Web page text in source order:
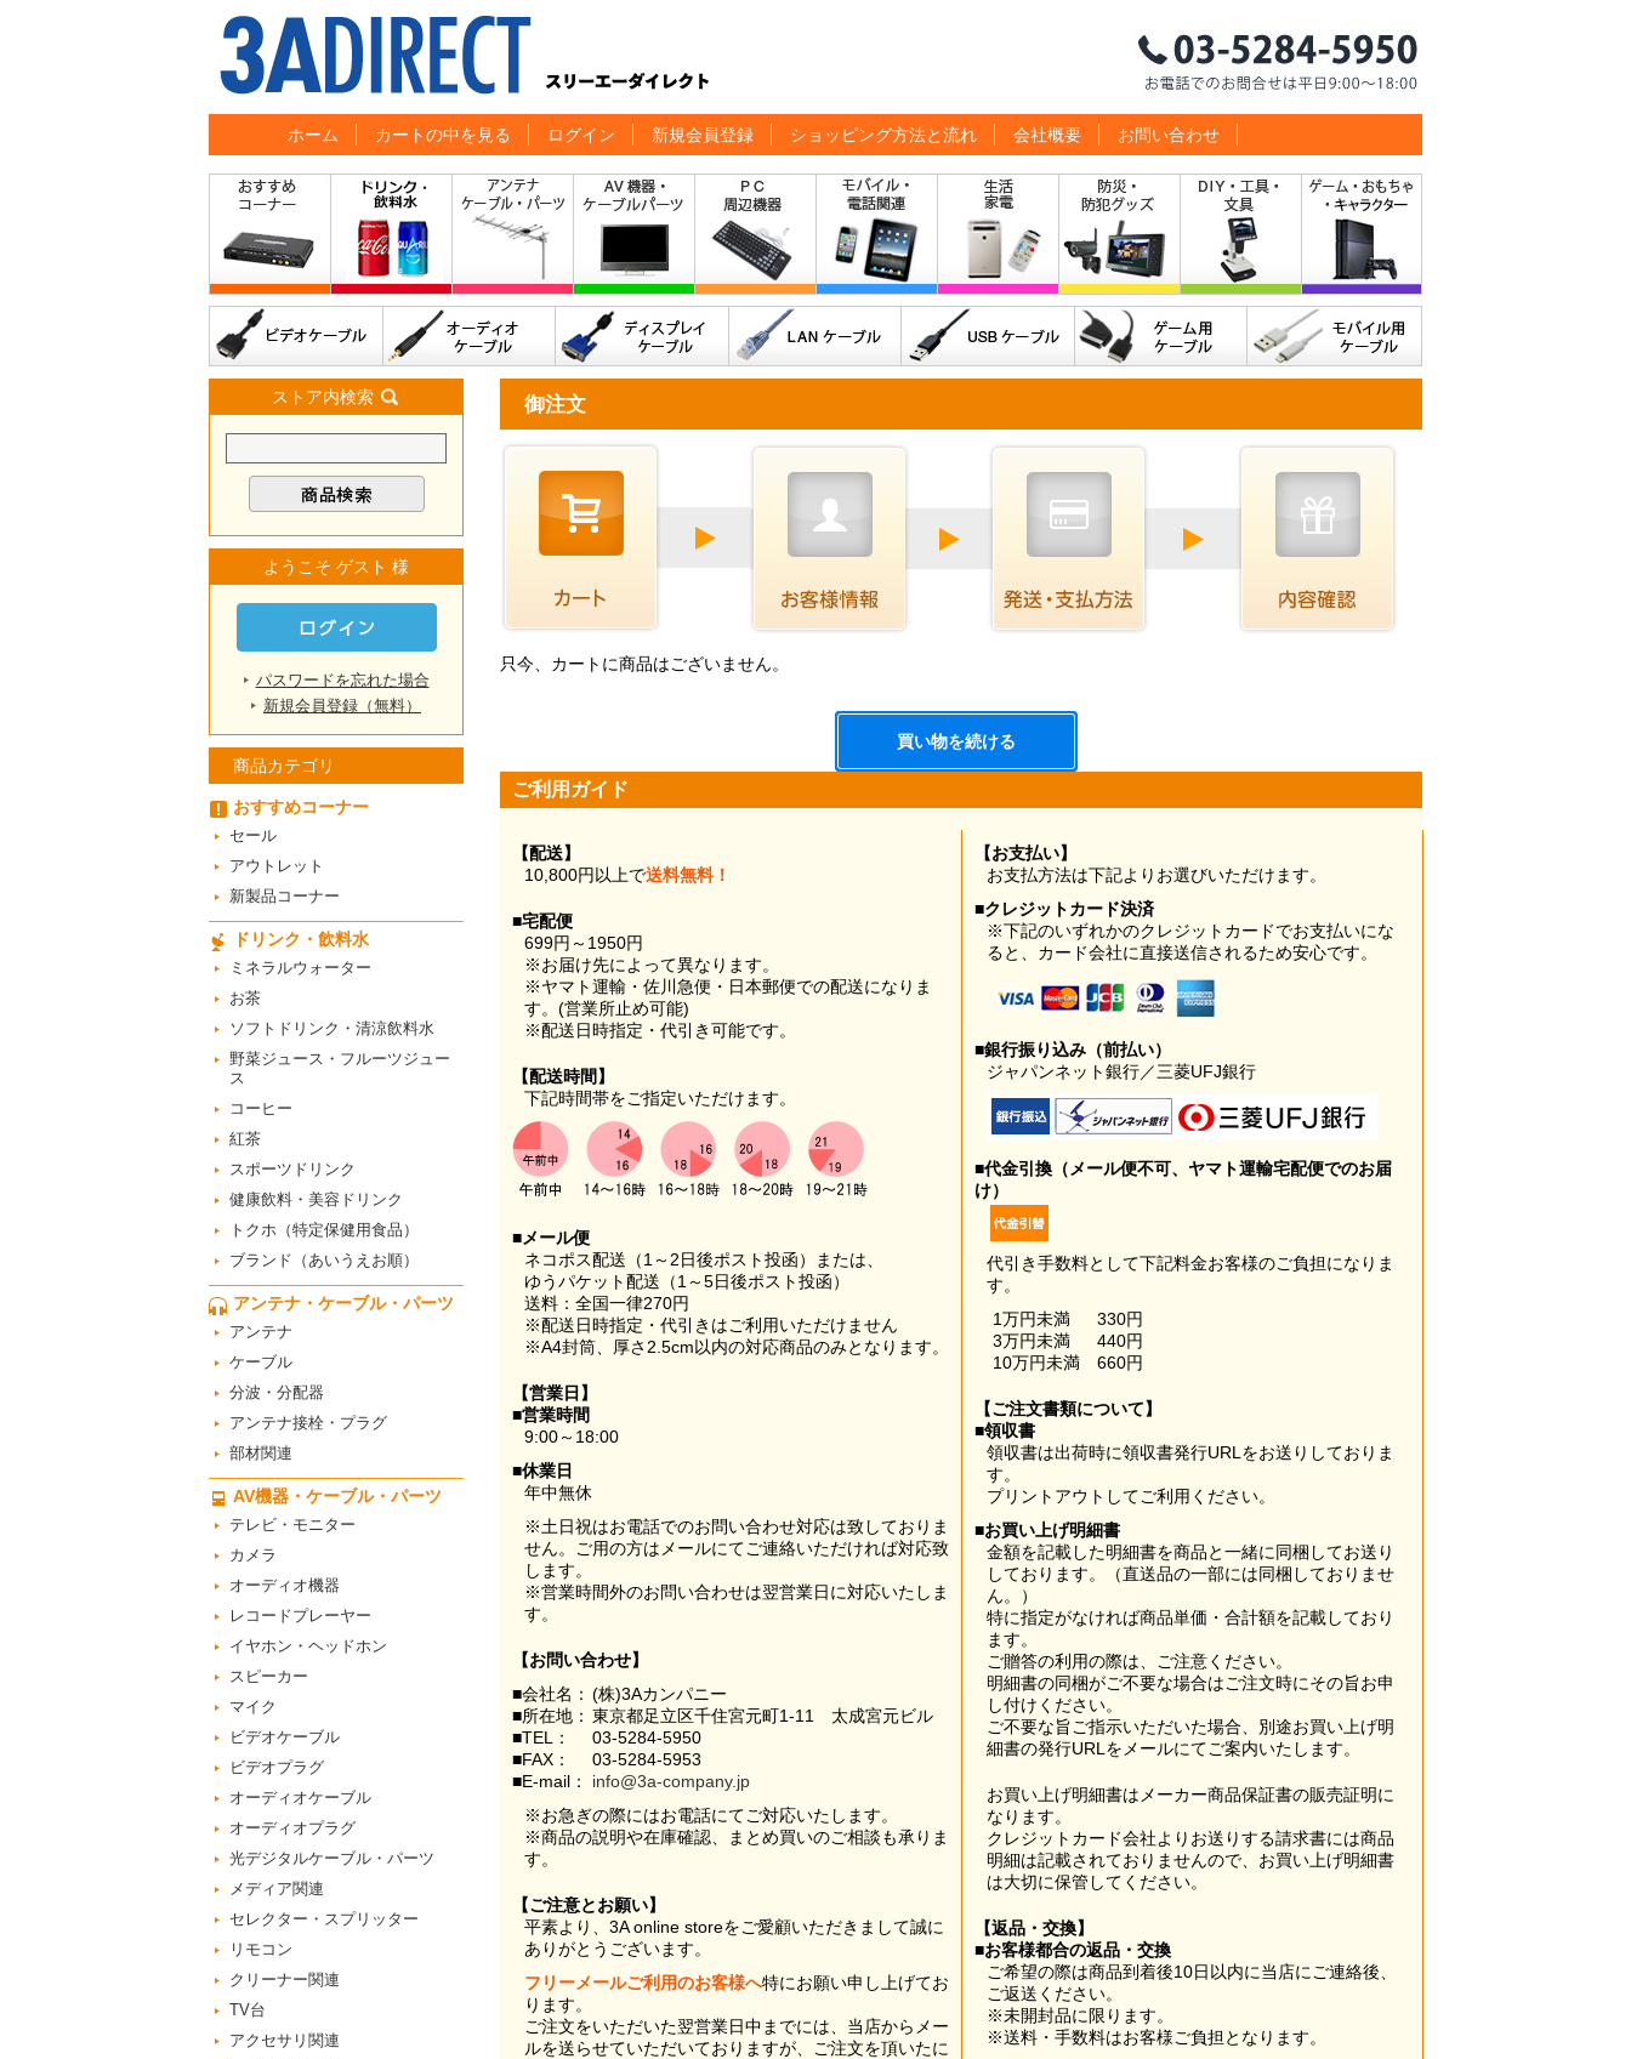
ホーム カートの中を見る ログイン 新規会員登録 ショッピング方法と流れ 会社概要 お問い合わせ
御注文
只今、カートに商品はございません。
ご利用ガイド
【配送】
10,800円以上で送料無料！
■宅配便
699円～1950円
※お届け先によって異なります。
※ヤマト運輸・佐川急便・日本郵便での配送になりま
す。(営業所止め可能)
※配送日時指定・代引き可能です。
【配送時間】
下記時間帯をご指定いただけます。
■メール便
ネコポス配送（1～2日後ポスト投函）または、
ゆうパケット配送（1～5日後ポスト投函）
送料：全国一律270円
※配送日時指定・代引きはご利用いただけません
※A4封筒、厚さ2.5cm以内の対応商品のみとなります。
【営業日】
■営業時間
9:00～18:00
■休業日
年中無休
※土日祝はお電話でのお問い合わせ対応は致しておりま
せん。ご用の方はメールにてご連絡いただければ対応致
します。
※営業時間外のお問い合わせは翌営業日に対応いたしま
す。
【お問い合わせ】
■会社名： (株)3Aカンパニー
■所在地： 東京都足立区千住宮元町1-11 太成宮元ビル
■TEL：
03-5284-5950
■FAX：
03-5284-5953
■E-mail：
info@3a-company.jp
※お急ぎの際にはお電話にてご対応いたします。
※商品の説明や在庫確認、まとめ買いのご相談も承りま
す。
【ご注意とお願い】
平素より、3A online storeをご愛顧いただきまして誠に
ありがとうございます。
フリーメールご利用のお客様へ特にお願い申し上げてお
ります。
ご注文をいただいた翌営業日中までには、当店からメー
ルを送らせていただいておりますが、ご注文を頂いたに
【お支払い】
お支払方法は下記よりお選びいただけます。
■クレジットカード決済
※下記のいずれかのクレジットカードでお支払いにな
ると、カード会社に直接送信されるため安心です。
■銀行振り込み（前払い）
ジャパンネット銀行／三菱UFJ銀行
■代金引換（メール便不可、ヤマト運輸宅配便でのお届
け）
代引き手数料として下記料金お客様のご負担になりま
す。
1万円未満
330円
3万円未満
440円
10万円未満
660円
【ご注文書類について】
■領収書
領収書は出荷時に領収書発行URLをお送りしておりま
す。
プリントアウトしてご利用ください。
■お買い上げ明細書
金額を記載した明細書を商品と一緒に同梱してお送り
しております。（直送品の一部には同梱しておりませ
ん。）
特に指定がなければ商品単価・合計額を記載しており
ます。
ご贈答の利用の際は、ご注意ください。
明細書の同梱がご不要な場合はご注文時にその旨お申
し付けください。
ご不要な旨ご指示いただいた場合、別途お買い上げ明
細書の発行URLをメールにてご案内いたします。
お買い上げ明細書はメーカー商品保証書の販売証明に
なります。
クレジットカード会社よりお送りする請求書には商品
明細は記載されておりませんので、お買い上げ明細書
は大切に保管してください。
【返品・交換】
■お客様都合の返品・交換
ご希望の際は商品到着後10日以内に当店にご連絡後、
ご返送ください。
※未開封品に限ります。
※送料・手数料はお客様ご負担となります。
ストア内検索
ようこそ ゲスト 様
パスワードを忘れた場合
新規会員登録（無料）
商品カテゴリ
おすすめコーナー
セール
アウトレット
新製品コーナー
ドリンク・飲料水
ミネラルウォーター
お茶
ソフトドリンク・清涼飲料水
野菜ジュース・フルーツジュー
ス
コーヒー
紅茶
スポーツドリンク
健康飲料・美容ドリンク
トクホ（特定保健用食品）
ブランド（あいうえお順）
アンテナ・ケーブル・パーツ
アンテナ
ケーブル
分波・分配器
アンテナ接栓・プラグ
部材関連
AV機器・ケーブル・パーツ
テレビ・モニター
カメラ
オーディオ機器
レコードプレーヤー
イヤホン・ヘッドホン
スピーカー
マイク
ビデオケーブル
ビデオプラグ
オーディオケーブル
オーディオプラグ
光デジタルケーブル・パーツ
メディア関連
セレクター・スプリッター
リモコン
クリーナー関連
TV台
アクセサリ関連